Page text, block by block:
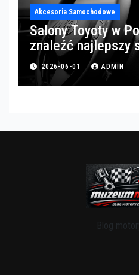
Akcesoria Samochodowe
Salony Toyoty w
znaleźć najlepszy
2026-06-01 ADMIN
Blog